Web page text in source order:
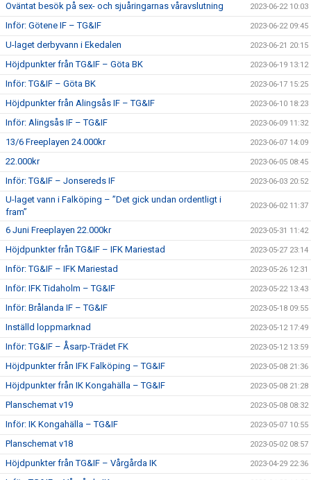
Oväntat besök på sex- och sjuåringarnas våravslutning 2023-06-22 10:03
Inför: Götene IF – TG&IF 2023-06-22 09:45
U-laget derbyvann i Ekedalen 2023-06-21 20:15
Höjdpunkter från TG&IF – Göta BK 2023-06-19 13:12
Inför: TG&IF – Göta BK 2023-06-17 15:25
Höjdpunkter från Alingsås IF – TG&IF 2023-06-10 18:23
Inför: Alingsås IF – TG&IF 2023-06-09 11:32
13/6 Freeplayen 24.000kr 2023-06-07 14:09
22.000kr 2023-06-05 08:45
Inför: TG&IF – Jonsereds IF 2023-06-03 20:52
U-laget vann i Falköping – ”Det gick undan ordentligt i
fram”
2023-06-02 11:37
6 Juni Freeplayen 22.000kr 2023-05-31 11:42
Höjdpunkter från TG&IF – IFK Mariestad 2023-05-27 23:14
Inför: TG&IF – IFK Mariestad 2023-05-26 12:31
Inför: IFK Tidaholm – TG&IF 2023-05-22 13:43
Inför: Brålanda IF – TG&IF 2023-05-18 09:55
Inställd loppmarknad 2023-05-12 17:49
Inför: TG&IF – Åsarp-Trädet FK 2023-05-12 13:59
Höjdpunkter från IFK Falköping – TG&IF 2023-05-08 21:36
Höjdpunkter från IK Kongahälla – TG&IF 2023-05-08 21:28
Planschemat v19 2023-05-08 08:32
Inför: IK Kongahälla – TG&IF 2023-05-07 10:55
Planschemat v18 2023-05-02 08:57
Höjdpunkter från TG&IF – Vårgårda IK 2023-04-29 22:36